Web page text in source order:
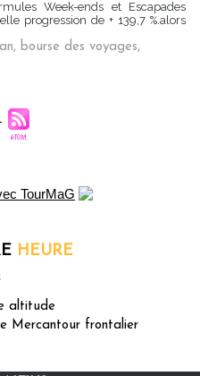
Week-ends et Escapades
progression de + 139,7 %.alors
, bourse des voyages,
HEURE
altitude
Mercantour frontalier